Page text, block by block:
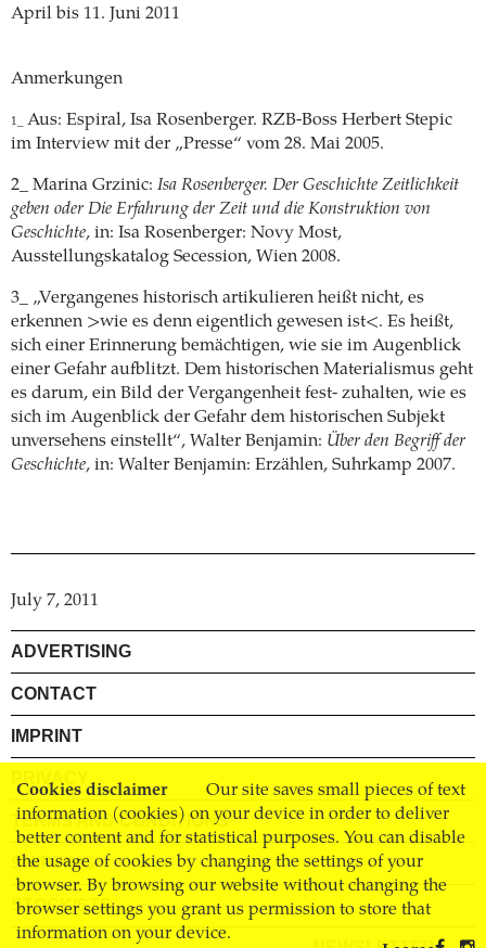
Cookies disclaimer
Our site saves small pieces of text
information (cookies) on your device in order to deliver
better content and for statistical purposes. You can disable
the usage of cookies by changing the settings of your
browser. By browsing our website without changing the
browser settings you grant us permission to store that
information on your device.
April bis 11. Juni 2011
Anmerkungen
1_ Aus: Espiral, Isa Rosenberger. RZB-Boss Herbert Stepic
im Interview mit der „Presse“ vom 28. Mai 2005.
2_ Marina Grzinic: Isa Rosenberger. Der Geschichte Zeitlichkeit
geben oder Die Erfahrung der Zeit und die Konstruktion von
Geschichte, in: Isa Rosenberger: Novy Most,
Ausstellungskatalog Secession, Wien 2008.
3_ „Vergangenes historisch artikulieren heißt nicht, es
erkennen >wie es denn eigentlich gewesen ist<. Es heißt,
sich einer Erinnerung bemächtigen, wie sie im Augenblick
einer Gefahr aufblitzt. Dem historischen Materialismus geht
es darum, ein Bild der Vergangenheit fest- zuhalten, wie es
sich im Augenblick der Gefahr dem historischen Subjekt
unversehens einstellt“, Walter Benjamin: Über den Begriff der
Geschichte, in: Walter Benjamin: Erzählen, Suhrkamp 2007.
July 7, 2011
ADVERTISING
CONTACT
IMPRINT
PRIVACY
TERMS AND CONDITIONS
SHIPPING
STOCKISTS